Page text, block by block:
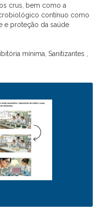
crus, bem como a
contínuo como
e proteção da saúde
mínima, Sanitizantes ,